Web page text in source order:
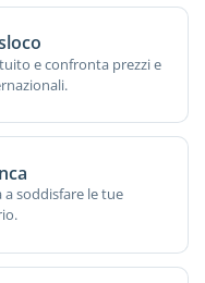
e confronta prezzi e
a soddisfare le tue